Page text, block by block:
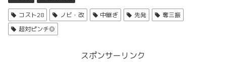
コスト28 ノビ・改 中継ぎ 先発
奪三振
超対ピンチ◎
スポンサーリンク